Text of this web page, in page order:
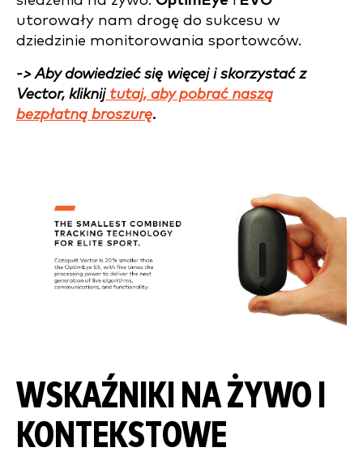
utorowały nam drogę do sukcesu w
dziedzinie monitorowania sportowców.
-> Aby dowiedzieć się więcej i skorzystać z
Vector, kliknijtutaj, aby pobrać naszą
bezpłatną broszurę.
WSKAŹNIKI NA ŻYWO I
KONTEKSTOWE